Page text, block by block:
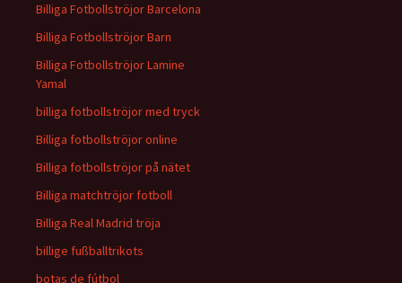
Billiga Fotbollströjor Barcelona
Billiga Fotbollströjor Barn
Billiga Fotbollströjor Lamine
Yamal
billiga fotbollströjor med tryck
Billiga fotbollströjor online
Billiga fotbollströjor på nätet
Billiga matchtröjor fotboll
Billiga Real Madrid tröja
billige fußballtrikots
botas de fútbol